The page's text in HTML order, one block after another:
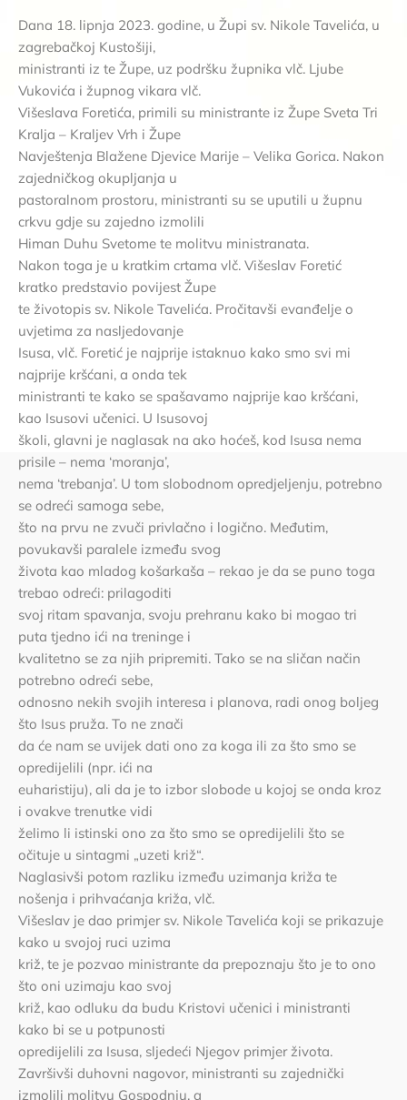
Dana 18. lipnja 2023. godine, u Župi sv. Nikole Tavelića, u
zagrebačkoj Kustošiji,
ministranti iz te Župe, uz podršku župnika vlč. Ljube
Vukovića i župnog vikara vlč.
Višeslava Foretića, primili su ministrante iz Župe Sveta Tri
Kralja – Kraljev Vrh i Župe
Navještenja Blažene Djevice Marije – Velika Gorica. Nakon
zajedničkog okupljanja u
pastoralnom prostoru, ministranti su se uputili u župnu
crkvu gdje su zajedno izmolili
Himan Duhu Svetome te molitvu ministranata.
Nakon toga je u kratkim crtama vlč. Višeslav Foretić
kratko predstavio povijest Župe
te životopis sv. Nikole Tavelića. Pročitavši evanđelje o
uvjetima za nasljedovanje
Isusa, vlč. Foretić je najprije istaknuo kako smo svi mi
najprije kršćani, a onda tek
ministranti te kako se spašavamo najprije kao kršćani,
kao Isusovi učenici. U Isusovoj
školi, glavni je naglasak na ako hoćeš, kod Isusa nema
prisile – nema ‘moranja’,
nema ‘trebanja’. U tom slobodnom opredjeljenju, potrebno
se odreći samoga sebe,
što na prvu ne zvuči privlačno i logično. Međutim,
povukavši paralele između svog
života kao mladog košarkaša – rekao je da se puno toga
trebao odreći: prilagoditi
svoj ritam spavanja, svoju prehranu kako bi mogao tri
puta tjedno ići na treninge i
kvalitetno se za njih pripremiti. Tako se na sličan način
potrebno odreći sebe,
odnosno nekih svojih interesa i planova, radi onog boljeg
što Isus pruža. To ne znači
da će nam se uvijek dati ono za koga ili za što smo se
opredijelili (npr. ići na
euharistiju), ali da je to izbor slobode u kojoj se onda kroz
i ovakve trenutke vidi
želimo li istinski ono za što smo se opredijelili što se
očituje u sintagmi „uzeti križ“.
Naglasivši potom razliku između uzimanja križa te
nošenja i prihvaćanja križa, vlč.
Višeslav je dao primjer sv. Nikole Tavelića koji se prikazuje
kako u svojoj ruci uzima
križ, te je pozvao ministrante da prepoznaju što je to ono
što oni uzimaju kao svoj
križ, kao odluku da budu Kristovi učenici i ministranti
kako bi se u potpunosti
opredijelili za Isusa, sljedeći Njegov primjer života.
Završivši duhovni nagovor, ministranti su zajednički
izmolili molitvu Gospodnju, a